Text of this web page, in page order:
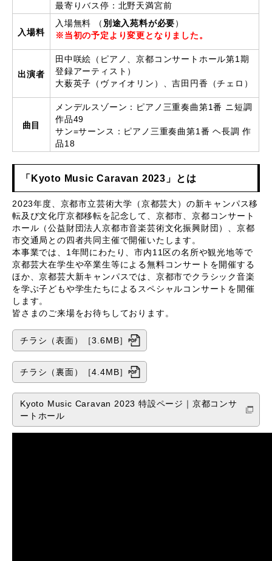
最寄りバス停： 北野天満宮前
入場料
入場無料 （ 別途入苑料が必要 ）
※当初の予定より変更となりました。
出演者
田中咲絵（ピアノ、京都コンサートホール第1期
登録アーティスト）
大薮英子（ヴァイオリン）、吉田円香（チェロ）
曲目
メンデルスゾーン：ピアノ三重奏曲第1番 ニ短調
作品49
サン=サーンス：ピアノ三重奏曲第1番 ヘ長調 作
品18
「Kyoto Music Caravan 2023」とは
2023年度、京都市立芸術大学（京都芸大）の新キャンパス移
転及び文化庁京都移転を記念して、京都市、京都コンサート
ホール（公益財団法人京都市音楽芸術文化振興財団）、京都
市交通局との四者共同主催で開催いたします。
本事業では、1年間にわたり、市内11区の名所や観光地等で
京都芸大在学生や卒業生等による無料コンサートを開催する
ほか、京都芸大新キャンパスでは、京都市でクラシック音楽
を学ぶ子どもや学生たちによるスペシャルコンサートを開催
します。
皆さまのご来場をお待ちしております。
チラシ（表面）［3.6MB］
チラシ（裏面）［4.4MB］
Kyoto Music Caravan 2023 特設ページ｜京都コンサ
ートホール